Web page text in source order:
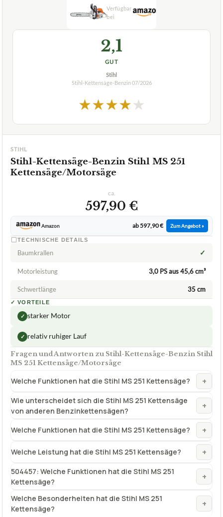
2,1
GUT
Stihl
Stihl-Kettensäge-Benzin07/2026
★★★★★
STIHL
Stihl-Kettensäge-Benzin Stihl MS 251
Kettensäge/Motorsäge
ca.
597,90 €
Amazon ab 597,90 € Zum Angebot »
TECHNISCHE DETAILS
Baumkrallen ✓
Motorleistung 3,0 PS aus 45,6 cm³
Schwertlänge 35 cm
✓ VORTEILE
✓ starker Motor
✓ relativ ruhiger Lauf
Fragen und Antworten zu Stihl-Kettensäge-Benzin Stihl
MS 251 Kettensäge/Motorsäge
Welche Funktionen hat die Stihl MS 251 Kettensäge? +
Wie unterscheidet sich die Stihl MS 251 Kettensäge
von anderen Benzinkettensägen?
+
Welche Funktionen hat die Stihl MS 251 Kettensäge? +
Welche Leistung hat die Stihl MS 251 Kettensäge? +
504457: Welche Funktionen hat die Stihl MS 251
Kettensäge?
+
Welche Besonderheiten hat die Stihl MS 251
Kettensäge?
+